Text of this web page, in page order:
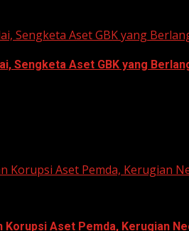
Sengketa Aset GBK yang
Sengketa Aset GBK yang
Korupsi Aset Pemda, Kerugian
Korupsi Aset Pemda, Kerugian